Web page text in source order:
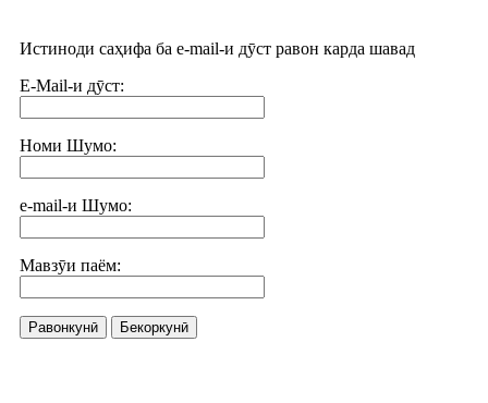
Истиноди саҳифа ба e-mail-и дӯст равон карда шавад
E-Mail-и дӯст:
Номи Шумо:
e-mail-и Шумо:
Мавзӯи паём:
Равонкунӣ Бекоркунӣ